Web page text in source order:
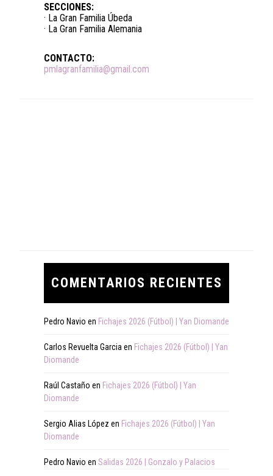
SECCIONES:
· La Gran Familia Úbeda
· La Gran Familia Alemania
CONTACTO:
pmlagranfamilia@gmail.com
COMENTARIOS RECIENTES
Pedro Navio en Fichajes 2026 (Fútbol) | Yan Diomande
Carlos Revuelta Garcia en Fichajes 2026 (Fútbol) | Yan
Diomande
Raúl Castaño en Fichajes 2026 (Fútbol) | Yan
Diomande
Sergio Alias López en Fichajes 2026 (Fútbol) | Yan
Diomande
Pedro Navio en Salidas 2026 | Gonzalo y Palacios